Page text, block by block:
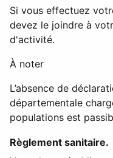
Si vous effectuez
devez le joindre à
d'activité.
À noter
L’absence de
départementale
populations est
Règlement sanitaire.